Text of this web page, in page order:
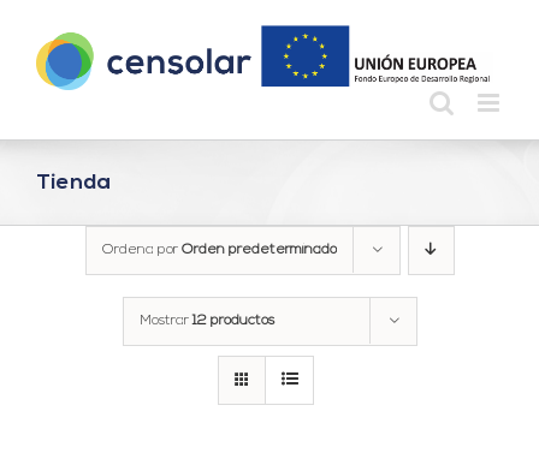
contenido
Tienda
Ordena por Orden predeterminado
Mostrar12 productos